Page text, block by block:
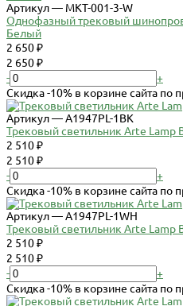
Артикул — MKT-001-3-W
Однофазный трековый
Белый
2 650 ₽
2 650 ₽
-
+
Скидка -10% в корзине сайта
Артикул — A1947PL-1BK
Трековый светильник Arte Lamp
2 510 ₽
2 510 ₽
-
+
Скидка -10% в корзине сайта
Артикул — A1947PL-1WH
Трековый светильник Arte Lamp
2 510 ₽
2 510 ₽
-
+
Скидка -10% в корзине сайта